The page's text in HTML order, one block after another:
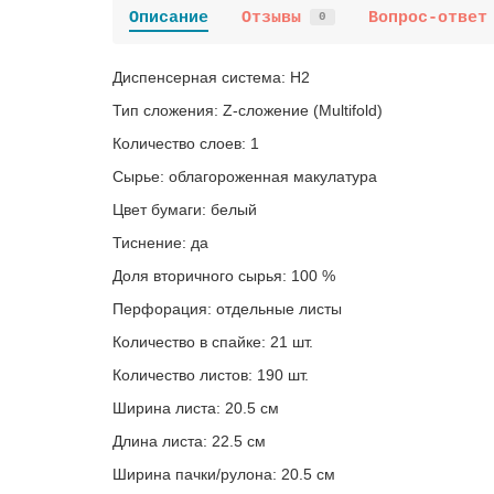
Описание Отзывы 0 Вопрос-ответ
Диспенсерная система: H2
Тип сложения: Z-сложение (Multifold)
Количество слоев: 1
Сырье: облагороженная макулатура
Цвет бумаги: белый
Тиснение: да
Доля вторичного сырья: 100 %
Перфорация: отдельные листы
Количество в спайке: 21 шт.
Количество листов: 190 шт.
Ширина листа: 20.5 см
Длина листа: 22.5 см
Ширина пачки/рулона: 20.5 см